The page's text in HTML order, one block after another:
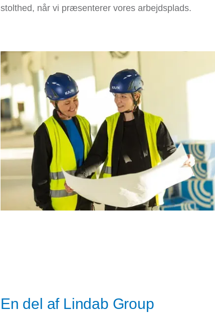
stolthed, når vi præsenterer vores arbejdsplads.
En del af Lindab Group